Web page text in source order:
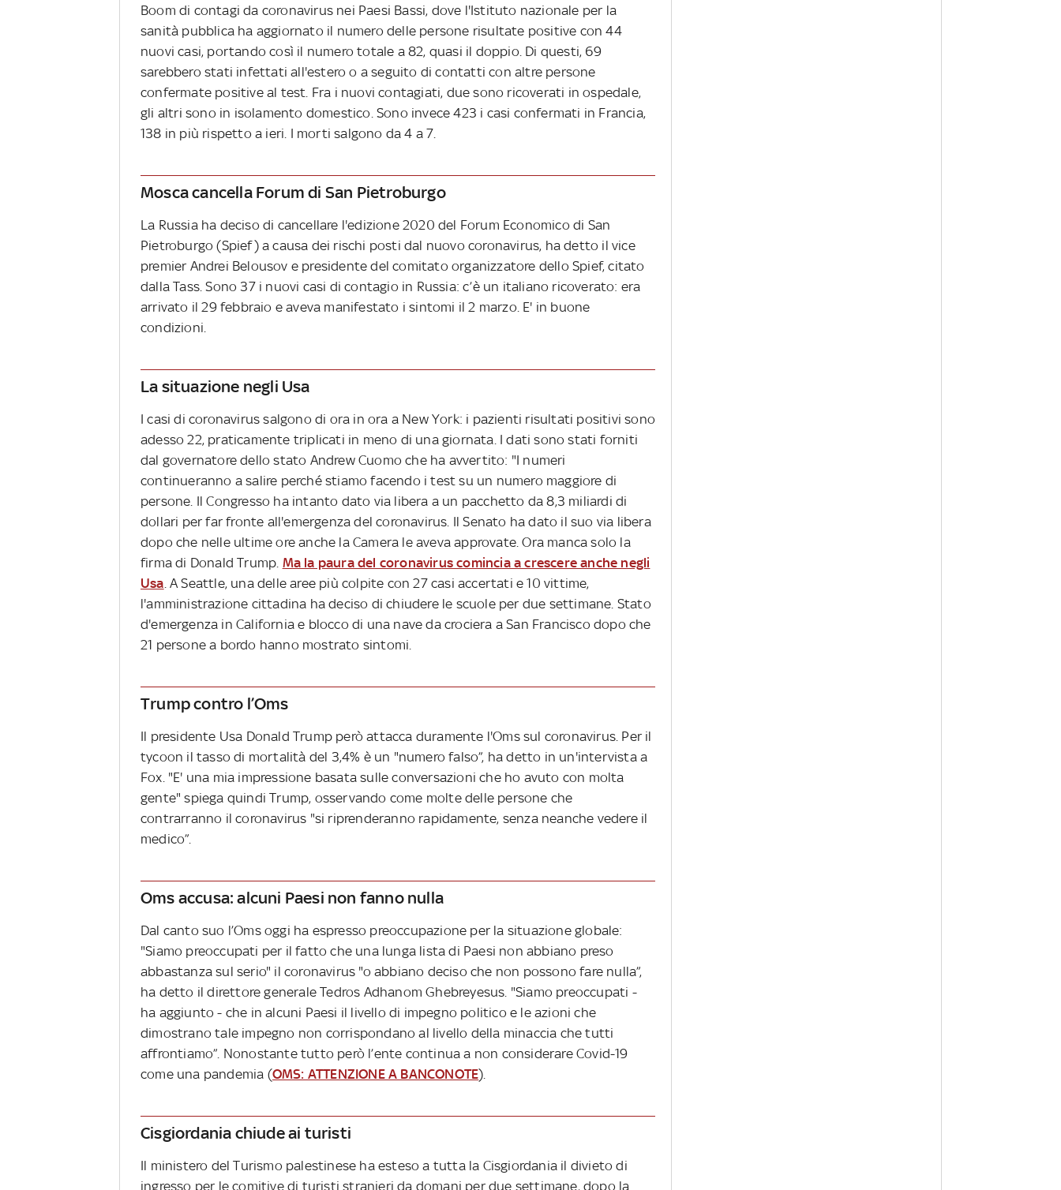
Boom di contagi da coronavirus nei Paesi Bassi, dove l'Istituto nazionale per la
sanità pubblica ha aggiornato il numero delle persone risultate positive con 44
nuovi casi, portando così il numero totale a 82, quasi il doppio. Di questi, 69
sarebbero stati infettati all'estero o a seguito di contatti con altre persone
confermate positive al test. Fra i nuovi contagiati, due sono ricoverati in ospedale,
gli altri sono in isolamento domestico. Sono invece 423 i casi confermati in Francia,
138 in più rispetto a ieri. I morti salgono da 4 a 7.
Mosca cancella Forum di San Pietroburgo
La Russia ha deciso di cancellare l'edizione 2020 del Forum Economico di San
Pietroburgo (Spief) a causa dei rischi posti dal nuovo coronavirus, ha detto il vice
premier Andrei Belousov e presidente del comitato organizzatore dello Spief, citato
dalla Tass. Sono 37 i nuovi casi di contagio in Russia: c’è un italiano ricoverato: era
arrivato il 29 febbraio e aveva manifestato i sintomi il 2 marzo. E' in buone
condizioni.
La situazione negli Usa
I casi di coronavirus salgono di ora in ora a New York: i pazienti risultati positivi sono
adesso 22, praticamente triplicati in meno di una giornata. I dati sono stati forniti
dal governatore dello stato Andrew Cuomo che ha avvertito: "I numeri
continueranno a salire perché stiamo facendo i test su un numero maggiore di
persone. Il Congresso ha intanto dato via libera a un pacchetto da 8,3 miliardi di
dollari per far fronte all'emergenza del coronavirus. Il Senato ha dato il suo via libera
dopo che nelle ultime ore anche la Camera le aveva approvate. Ora manca solo la
firma di Donald Trump. Ma la paura del coronavirus comincia a crescere anche negli
Usa . A Seattle, una delle aree più colpite con 27 casi accertati e 10 vittime,
l'amministrazione cittadina ha deciso di chiudere le scuole per due settimane. Stato
d'emergenza in California e blocco di una nave da crociera a San Francisco dopo che
21 persone a bordo hanno mostrato sintomi.
Trump contro l’Oms
Il presidente Usa Donald Trump però attacca duramente l'Oms sul coronavirus. Per il
tycoon il tasso di mortalità del 3,4% è un "numero falso”, ha detto in un'intervista a
Fox. "E' una mia impressione basata sulle conversazioni che ho avuto con molta
gente" spiega quindi Trump, osservando come molte delle persone che
contrarranno il coronavirus "si riprenderanno rapidamente, senza neanche vedere il
medico”.
Oms accusa: alcuni Paesi non fanno nulla
Dal canto suo l’Oms oggi ha espresso preoccupazione per la situazione globale:
"Siamo preoccupati per il fatto che una lunga lista di Paesi non abbiano preso
abbastanza sul serio" il coronavirus "o abbiano deciso che non possono fare nulla”,
ha detto il direttore generale Tedros Adhanom Ghebreyesus. "Siamo preoccupati -
ha aggiunto - che in alcuni Paesi il livello di impegno politico e le azioni che
dimostrano tale impegno non corrispondano al livello della minaccia che tutti
affrontiamo”. Nonostante tutto però l’ente continua a non considerare Covid-19
come una pandemia (OMS: ATTENZIONE A BANCONOTE).
Cisgiordania chiude ai turisti
Il ministero del Turismo palestinese ha esteso a tutta la Cisgiordania il divieto di
ingresso per le comitive di turisti stranieri da domani per due settimane, dopo la